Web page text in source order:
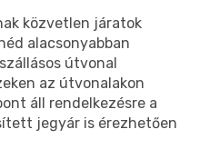
közvetlen járatok
alacsonyabban
útvonal
az útvonalakon
áll rendelkezésre a
jegyár is érezhetően